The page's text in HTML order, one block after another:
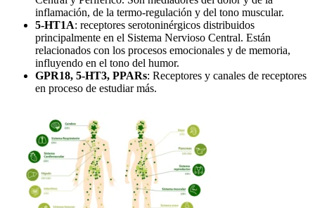
inflamación, de la termo-regulación y del tono muscular.
5-HT1A: receptores serotoninérgicos distribuidos
principalmente en el Sistema Nervioso Central. Están
relacionados con los procesos emocionales y de memoria,
influyendo en el tono del humor.
GPR18, 5-HT3, PPARs: Receptores y canales de receptores
en proceso de estudiar más.